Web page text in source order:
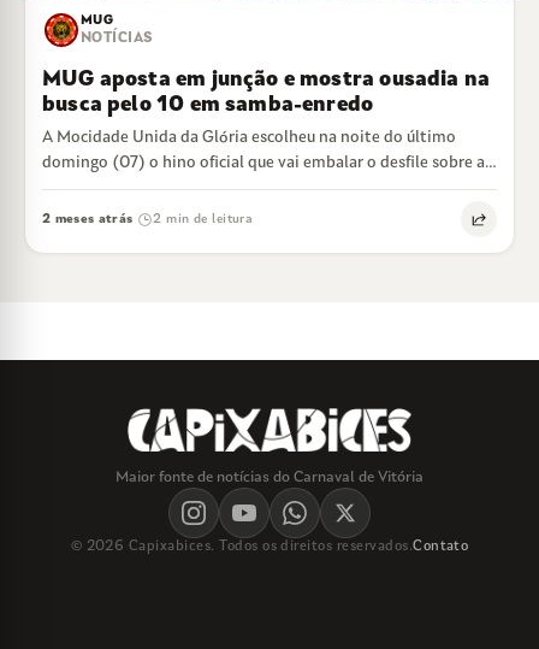
MUG
NOTÍCIAS
MUG aposta em junção e mostra ousadia na
busca pelo 10 em samba-enredo
A Mocidade Unida da Glória escolheu na noite do último
domingo (07) o hino oficial que vai embalar o desfile sobre a…
2 meses atrás 2 min de leitura
Maior fonte de notícias do Carnaval de Vitória
© 2026 Capixabices. Todos os direitos reservados.Contato